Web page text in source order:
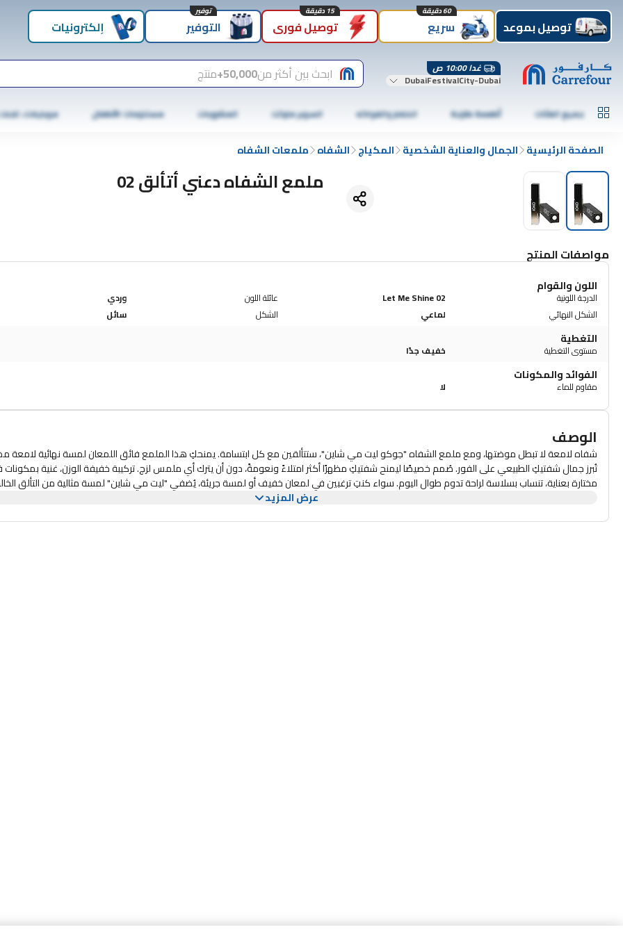
توصيل بموعد سريع
60 دقيقة
توصيل فوري
15 دقيقة
التوفير
توفير
إلكترونيات
غدا 10:00 ص
DubaiFestivalCity-Dubai ابحث بين أكثر من50,000+ منتج
جميع الفئات أطعمة طازجة الخضار والفواكه السوبر ماركت المشروبات مستلزمات الأطفال موبايلات،
الصفحة الرئيسية الجمال والعناية الشخصية المكياج الشفاه ملمعات الشفاه
ملمع الشفاه دعني أتألق 02
مواصفات المنتج
اللون والقوام
الدرجة اللونية Let Me Shine 02 عائلة اللون
وردي
الشكل النهائي
لماعي الشكل سائل
التغطية
مستوى التغطية خفيف جدًا
الفوائد والمكونات
مقاوم للماء لا
الوصف
شفاه لامعة لا تبطل موضتها، ومع ملمع الشفاه "جوكو ليت مي شاين"، ستتألقين مع كل ابتسامة. يمنحكِ هذا الملمع فائق اللمعان لمسة نهائية لامعة
تُبرز جمال شفتيكِ الطبيعي على الفور. صُمم خصيصًا ليمنح شفتيكِ مظهرًا أكثر امتلاءً ونعومةً، دون أن يترك أي ملمس لزج. تركيبة خفيفة الوزن، غنية بمكونات
مختارة بعناية، تنساب بسلاسة لراحة تدوم طوال اليوم. سواء كنتِ ترغبين في لمعان خفيف أو لمسة جريئة، يُضفي "ليت مي شاين" لمسة مثالية من التألق
عرض المزيد